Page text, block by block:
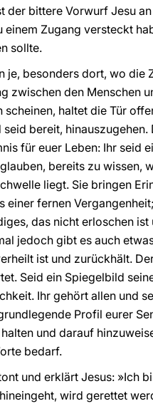
der bittere Vorwurf Jesu
einem Zugang versteckt
sollte.
je, besonders dort, wo die
zwischen den Menschen
scheinen, haltet die Tür
seid bereit, hinauszugehen.
für euer Leben: Ihr seid
bereits zu wissen,
liegt. Sie bringen
einer fernen
das nicht erloschen ist
jedoch gibt es auch
ist und zurückhält.
Seid ein Spiegelbild
Ihr gehört allen und
Profil eurer
und darauf
bedarf.
und erklärt Jesus: »Ich
wird gerettet